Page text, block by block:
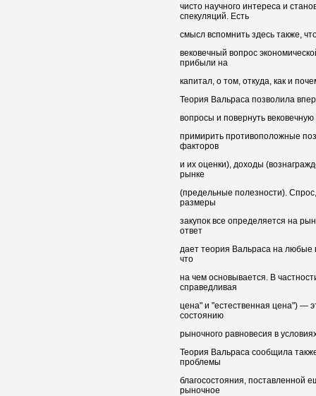
чисто научного интереса и
спекуляций. Есть
смысл вспомнить здесь также,
вековечный вопрос
прибыли на
капитал, о том, откуда, как и
Теория Вальраса позволила
вопросы и повернуть
примирить противоположные
факторов
и их оценки), доходы
рынке
(предельные полезности).
размеры
закупок все определяется на
ответ
дает теория Вальраса на любые
что
на чем основывается. В
справедливая
цена" и "естественная цена") —
состоянию
рыночного равновесия в
Теория Вальраса сообщила
проблемы
благосостояния, поставленной
рыночное